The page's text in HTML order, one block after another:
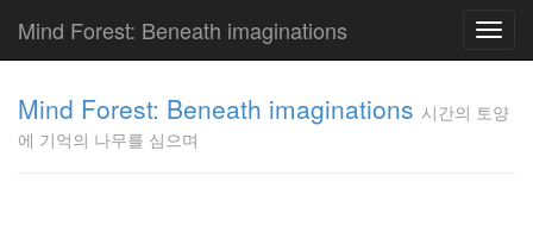
Mind Forest: Beneath imaginations
Mind Forest: Beneath imaginations 시간의 토양
에 기억의 나무를 심으며
이
의